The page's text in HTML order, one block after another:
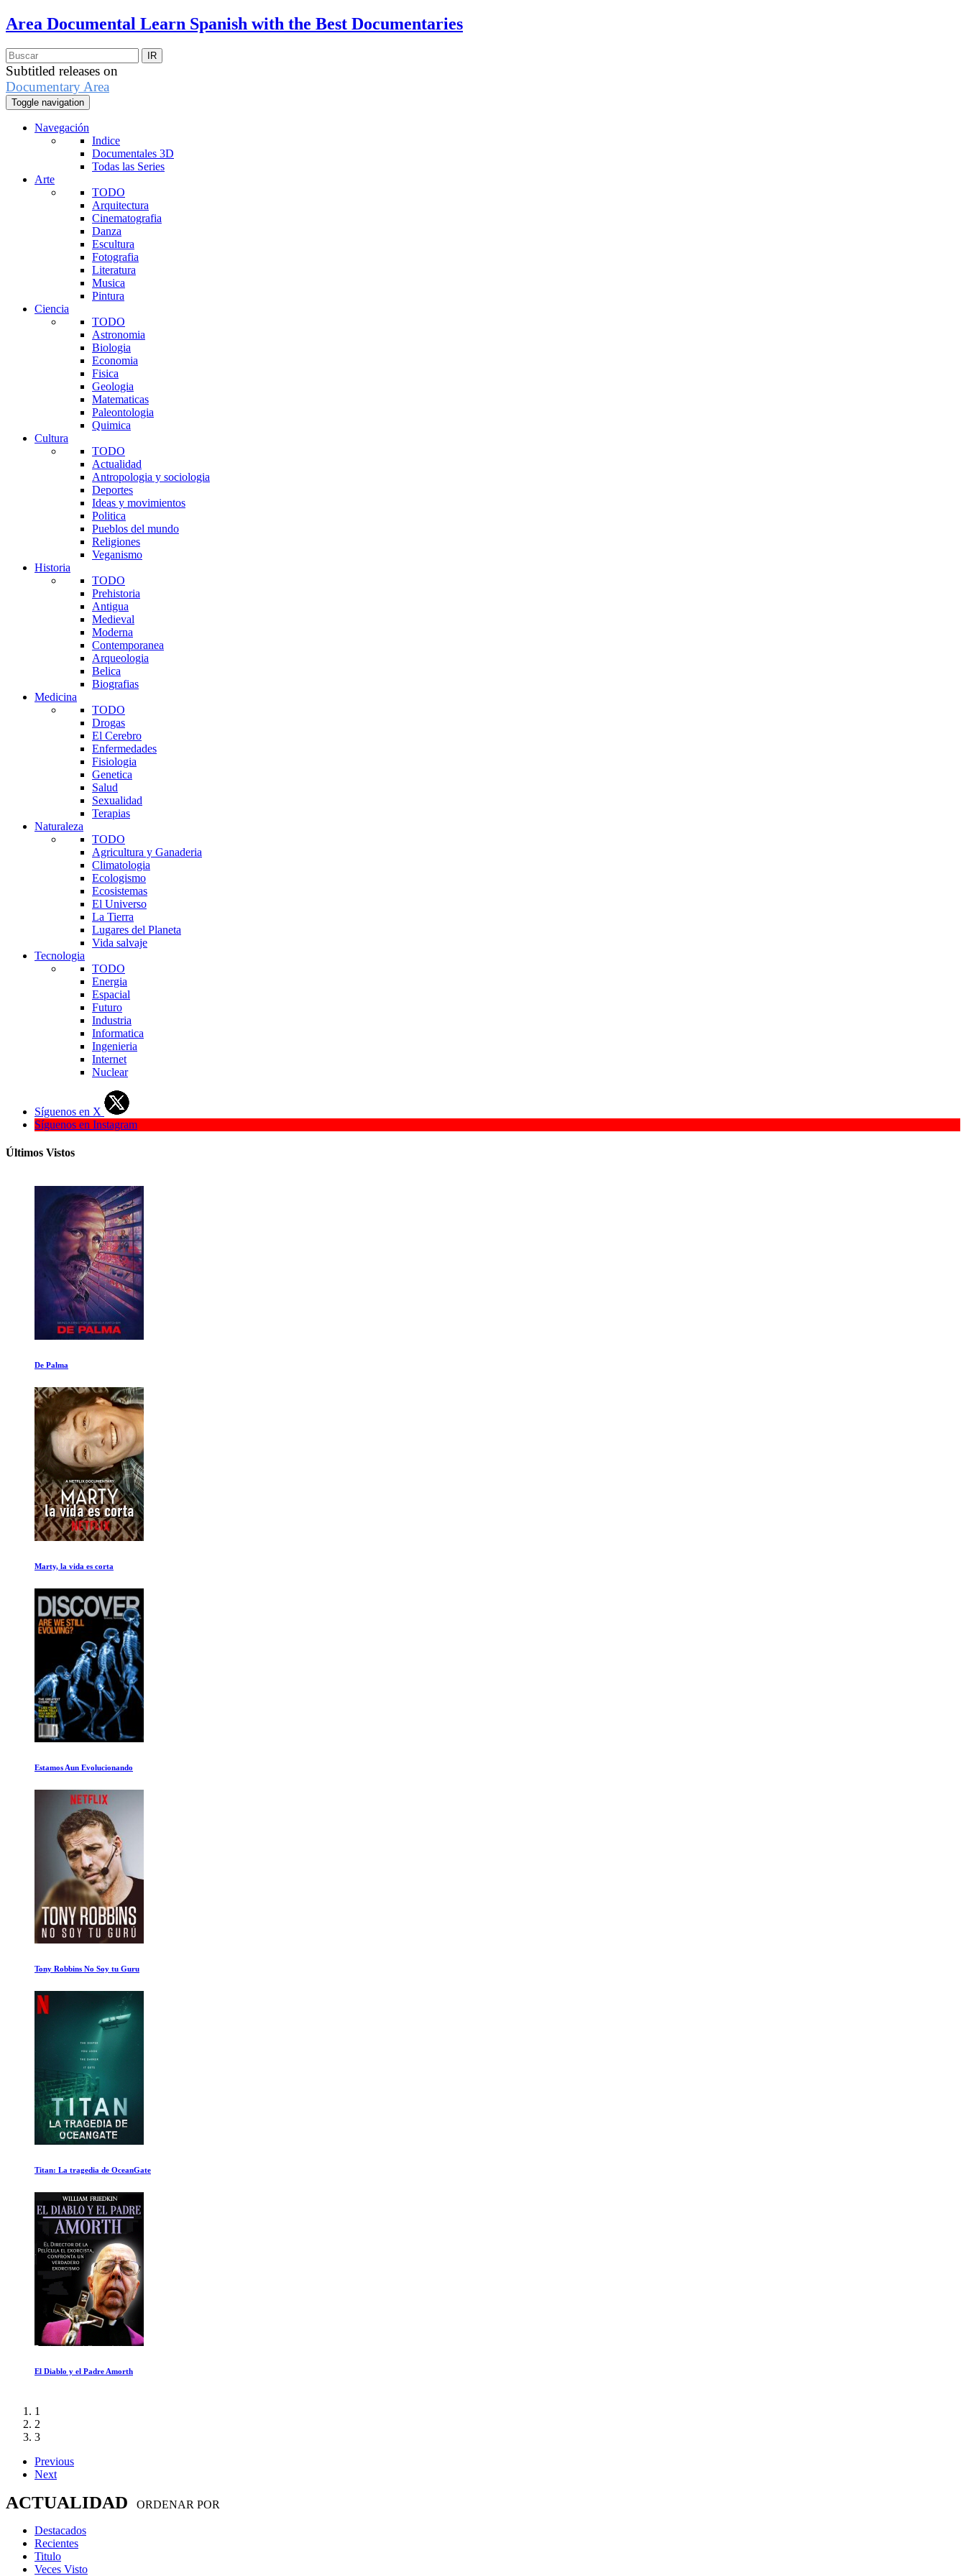
Area Documental Learn Spanish with the Best Documentaries
Subtitled releases on
Documentary Area
Toggle navigation
Navegación
Indice
Documentales 3D
Todas las Series
Arte
TODO
Arquitectura
Cinematografia
Danza
Escultura
Fotografia
Literatura
Musica
Pintura
Ciencia
TODO
Astronomia
Biologia
Economia
Fisica
Geologia
Matematicas
Paleontologia
Quimica
Cultura
TODO
Actualidad
Antropologia y sociologia
Deportes
Ideas y movimientos
Politica
Pueblos del mundo
Religiones
Veganismo
Historia
TODO
Prehistoria
Antigua
Medieval
Moderna
Contemporanea
Arqueologia
Belica
Biografias
Medicina
TODO
Drogas
El Cerebro
Enfermedades
Fisiologia
Genetica
Salud
Sexualidad
Terapias
Naturaleza
TODO
Agricultura y Ganaderia
Climatologia
Ecologismo
Ecosistemas
El Universo
La Tierra
Lugares del Planeta
Vida salvaje
Tecnologia
TODO
Energia
Espacial
Futuro
Industria
Informatica
Ingenieria
Internet
Nuclear
Síguenos en X
Síguenos en Instagram
Últimos Vistos
Agujeros negros: Buscando en lo desconocido
Desenmascarando a Alienigenas Ancestrales: Los Annunaki
Corazon de Perro
George Harrison Viviendo en el Mundo Material 1 de 2
Como Construyo tu Coche el Universo
Vendiendo
1
2
3
Previous
Next
ACTUALIDAD ORDENAR POR
Destacados
Recientes
Titulo
Veces Visto